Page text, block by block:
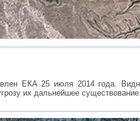
ЕКА 25 июля 2014 года.
их дальнейшее существование.